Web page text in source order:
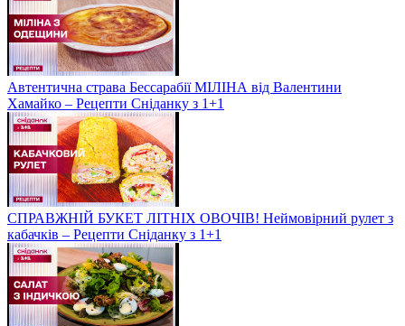
Автентична страва Бессарабії МІЛІНА від Валентини
Хамайко – Рецепти Сніданку з 1+1
СПРАВЖНІЙ БУКЕТ ЛІТНІХ ОВОЧІВ! Неймовірний рулет з
кабачків – Рецепти Сніданку з 1+1